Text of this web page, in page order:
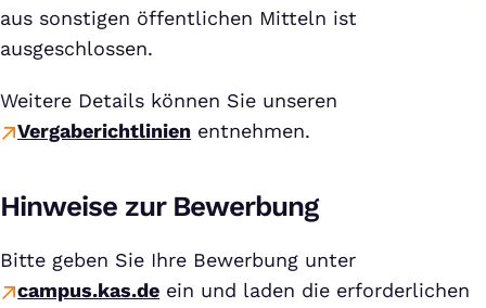
aus sonstigen öffentlichen Mitteln ist
ausgeschlossen.
Weitere Details können Sie unseren
Vergaberichtlinien entnehmen.
Hinweise zur Bewerbung
Bitte geben Sie Ihre Bewerbung unter
campus.kas.de ein und laden die erforderlichen